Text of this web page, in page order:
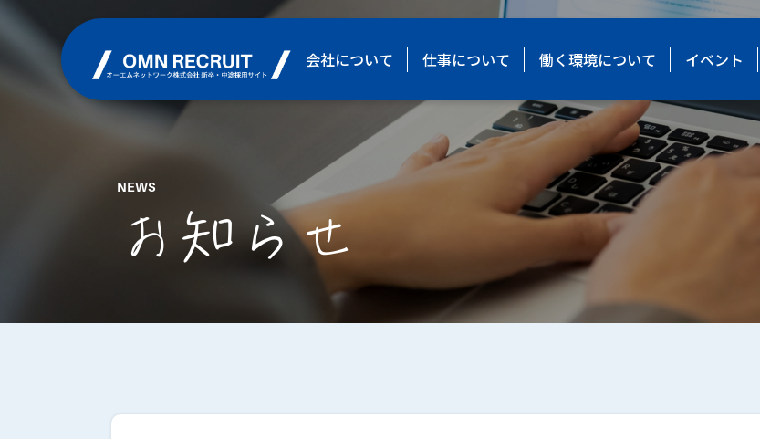
会社について 仕事について 働く環境について イベント
NEWS
お知らせ